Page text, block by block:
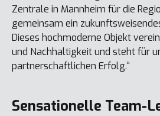
Zentrale in Mannheim für die
gemeinsam ein
Dieses hochmoderne Objekt
und Nachhaltigkeit und steht für
partnerschaftlichen Erfolg.“
Sensationelle Team-